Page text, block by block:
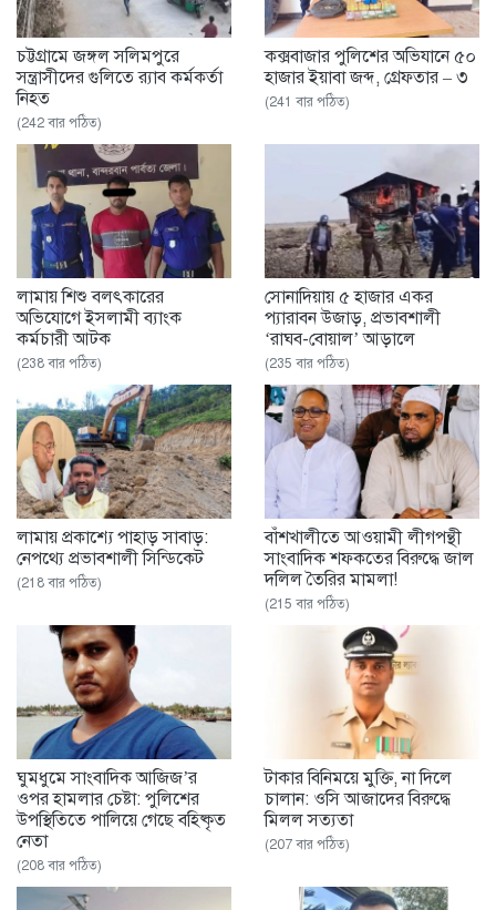
চট্টগ্রামে জঙ্গল সলিমপুরে
সন্ত্রাসীদের গুলিতে র‌্যাব কর্মকর্তা
নিহত
(242 বার পঠিত)
কক্সবাজার পুলিশের অভিযানে ৫০
হাজার ইয়াবা জব্দ, গ্রেফতার – ৩
(241 বার পঠিত)
লামায় শিশু বলৎকারের
অভিযোগে ইসলামী ব্যাংক
কর্মচারী আটক
(238 বার পঠিত)
সোনাদিয়ায় ৫ হাজার একর
প্যারাবন উজাড়, প্রভাবশালী
‘রাঘব-বোয়াল’ আড়ালে
(235 বার পঠিত)
‎লামায় প্রকাশ্যে পাহাড় সাবাড়:
নেপথ্যে প্রভাবশালী সিন্ডিকেট
(218 বার পঠিত)
বাঁশখালীতে আওয়ামী লীগপন্থী
সাংবাদিক শফকতের বিরুদ্ধে জাল
দলিল তৈরির মামলা!
(215 বার পঠিত)
ঘুমধুমে সাংবাদিক আজিজ’র
ওপর হামলার চেষ্টা: পুলিশের
উপস্থিতিতে পালিয়ে গেছে বহিষ্কৃত
নেতা
(208 বার পঠিত)
টাকার বিনিময়ে মুক্তি, না দিলে
চালান: ওসি আজাদের বিরুদ্ধে
মিলল সত্যতা
(207 বার পঠিত)